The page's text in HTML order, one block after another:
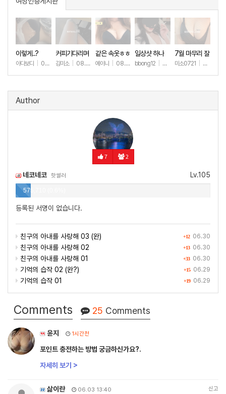
이렇게..?
아다보디 08.09 +63
커피기다리며
(안야함)
김미소 08.08 +149
같은 속옷ㅎㅎ
예이니 08.04 +82
일상샷 하나
bbong12 07.31+92
7월 마무리 잘
하세요🫶
미소0721 07.31
Author
7 2
Lv.105
네코네코 핫썰러
575,710 (0.6%)
등록된 서명이 없습니다.
+12 06.30
친구의 아내를 사랑해 03 (완)
+13 06.30
친구의 아내를 사랑해 02
+33 06.30
친구의 아내를 사랑해 01
+15 06.29
기억의 습작 02 (완?)
+19 06.29
기억의 습작 01
Comments 25 Comments
윤지 1시간전
포인트 충전하는 방법 궁금하신가요?.
자세히 보기 >
삶이란 06.03 13:40 신고